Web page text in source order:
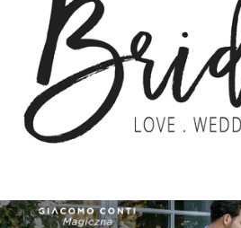
KONTAKT
REKLAMA
ADVERTISING